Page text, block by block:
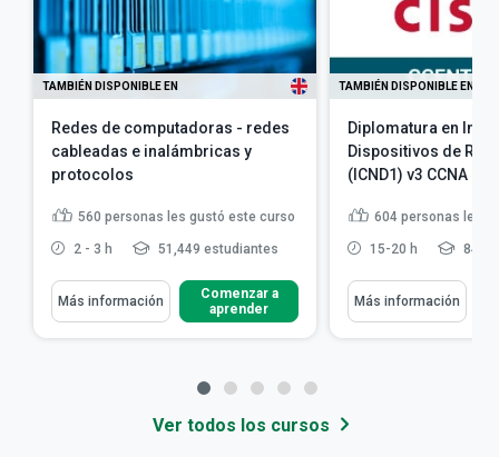
TAMBIÉN DISPONIBLE EN
Redes de computadoras - redes
cableadas e inalámbricas y
protocolos
560 personas les gustó este curso
2 - 3 h 51,449 estudiantes
Más información
Comenzar a
aprender
TAMBIÉN DISPONIBLE EN
Diplomatura en
Dispositivos de Red
(ICND1) v3 CCNA
604 personas les
15-20 h
Más información
Ver todos los cursos